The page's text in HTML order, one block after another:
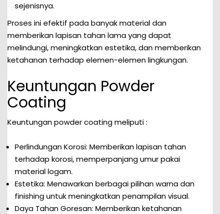
sejenisnya.
Proses ini efektif pada banyak material dan
memberikan lapisan tahan lama yang dapat
melindungi, meningkatkan estetika, dan memberikan
ketahanan terhadap elemen-elemen lingkungan.
Keuntungan Powder
Coating
Keuntungan powder coating meliputi :
Perlindungan Korosi: Memberikan lapisan tahan
terhadap korosi, memperpanjang umur pakai
material logam.
Estetika: Menawarkan berbagai pilihan warna dan
finishing untuk meningkatkan penampilan visual.
Daya Tahan Goresan: Memberikan ketahanan